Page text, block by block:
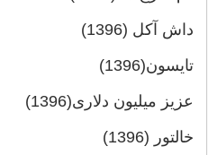
داش آکل (1396)
تایسون(1396)
عزیز میلیون دلاری(1396)
خالتور (1396)